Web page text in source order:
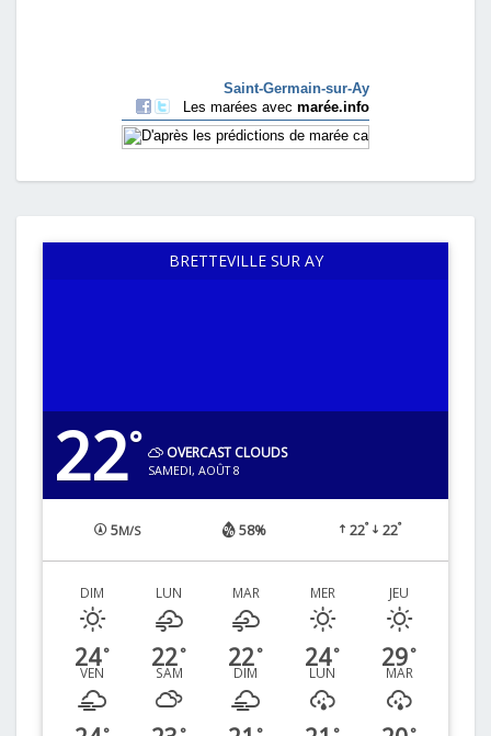
BRETTEVILLE SUR AY
22° OVERCAST CLOUDS
SAMEDI, AOÛT 8
5M/S 58% 22° 22°
DIM
24°
LUN
22°
MAR
22°
MER
24°
JEU
29°
VEN SAM DIM LUN MAR